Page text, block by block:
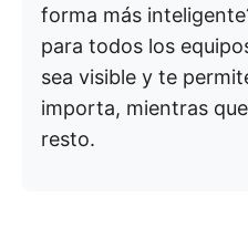
forma más
para todos los
sea visible y te
importa, mientras
resto.